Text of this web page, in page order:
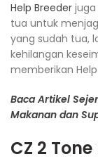
Help Breeder
tua untuk
yang sudah tua,
kehilangan
memberikan
Baca Artikel
Makanan dan
CZ 2 Tone